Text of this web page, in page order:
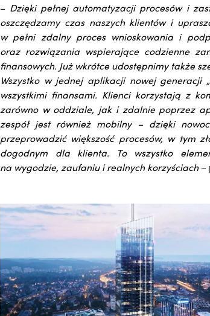
– Dzięki pełnej automatyzacji procesów i
oszczędzamy czas naszych klientów i
w pełni zdalny proces wnioskowania i
oraz rozwiązania wspierające codzienne
finansowych. Już wkrótce udostępnimy także
Wszystko w jednej aplikacji nowej
wszystkimi finansami. Klienci korzystają z
zarówno w oddziale, jak i zdalnie poprzez
zespół jest również mobilny – dzięki
przeprowadzić większość procesów, w tym
dogodnym dla klienta. To wszystko
na wygodzie, zaufaniu i realnych korzyściach–